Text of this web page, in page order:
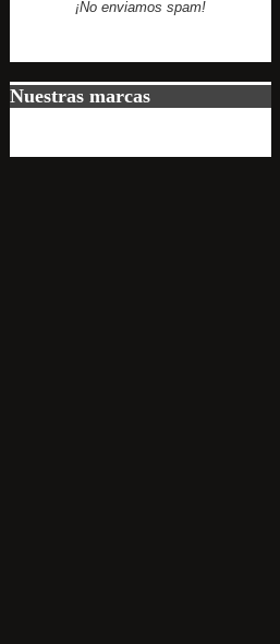
¡No enviamos spam!
Nuestras marcas